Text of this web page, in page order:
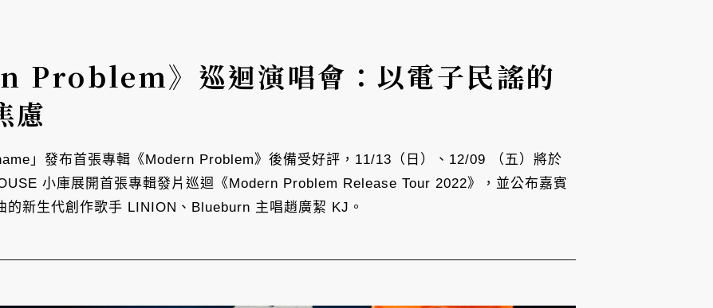
Problem》巡迴演唱會：以電子民謠的
慮
」發布首張專輯《Modern Problem》後備受好評，11/13（日）、12/09 （五）將於
小庫展開首張專輯發片巡迴《Modern Problem Release Tour 2022》，並公布嘉賓
的新生代創作歌手 LINION、Blueburn 主唱趙廣絜 KJ。